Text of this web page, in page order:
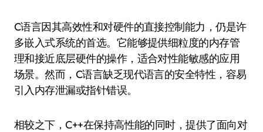
C语言因其高效性和对硬件的直接控制能力，仍是许
多嵌入式系统的首选。它能够提供细粒度的内存管
理和接近底层硬件的操作，适合对性能敏感的应用
场景。然而，C语言缺乏现代语言的安全特性，容易
引入内存泄漏或指针错误。
相较之下，C++在保持高性能的同时，提供了面向对